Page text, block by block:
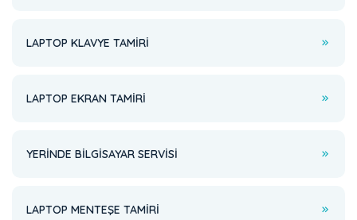
LAPTOP KLAVYE TAMIRI
LAPTOP EKRAN TAMIRI
YERINDE BILGISAYAR SERVISI
LAPTOP MENTEŞE TAMIRI